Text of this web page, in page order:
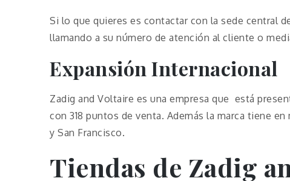
Si lo que quieres es contactar con la sede central
llamando a su número de atención al cliente o
Expansión Internacional
Zadig and Voltaire es una empresa que está
con 318 puntos de venta. Además la marca tiene
y San Francisco.
Tiendas de Zadig